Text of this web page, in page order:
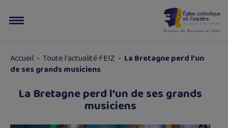
Accueil - Toute l'actualité FEIZ - La Bretagne perd l’un
de ses grands musiciens
La Bretagne perd l’un de ses grands
musiciens